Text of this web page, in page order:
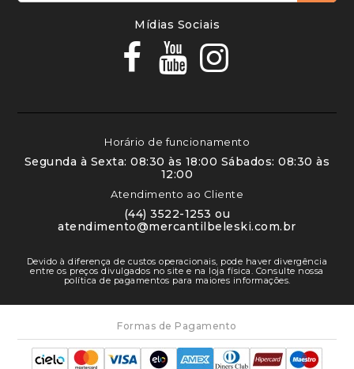
Mídias Sociais
Horário de funcionamento
Segunda à Sexta: 08:30 às 18:00 Sábados: 08:30 às
12:00
Atendimento ao Cliente
(44) 3522-1253 ou
atendimento@mercantilbeleski.com.br
Devido à diferença de custos operacionais, pode haver divergência
entre os preços divulgados no site e na loja física. Consulte nossa
política de pagamentos para maiores informações.
Formas de Pagamento